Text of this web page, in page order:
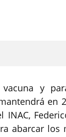
y
en
abarcar los